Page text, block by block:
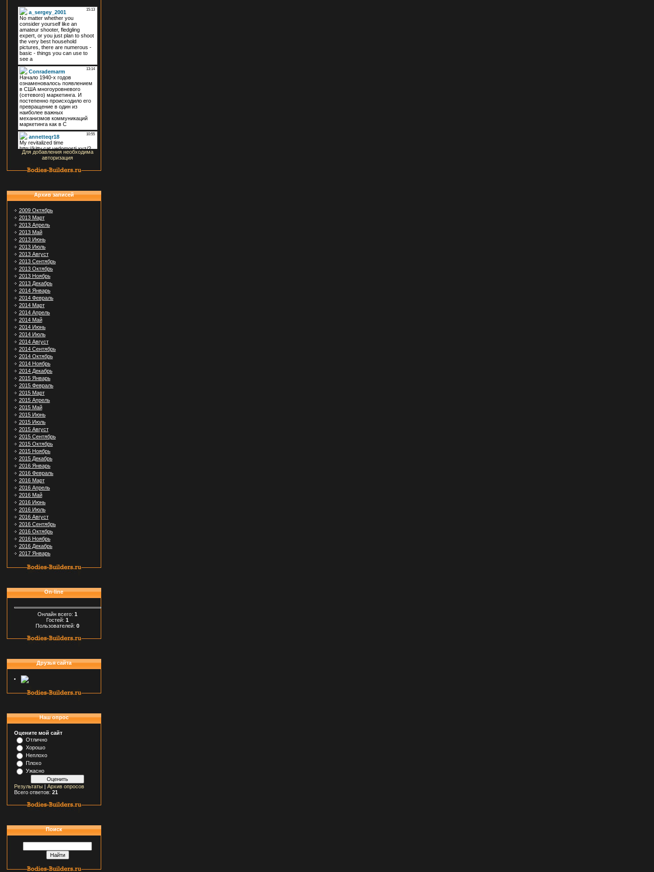
Для добавления необходима
авторизация
Архив записей
2009 Октябрь
2013 Март
2013 Апрель
2013 Май
2013 Июнь
2013 Июль
2013 Август
2013 Сентябрь
2013 Октябрь
2013 Ноябрь
2013 Декабрь
2014 Январь
2014 Февраль
2014 Март
2014 Апрель
2014 Май
2014 Июнь
2014 Июль
2014 Август
2014 Сентябрь
2014 Октябрь
2014 Ноябрь
2014 Декабрь
2015 Январь
2015 Февраль
2015 Март
2015 Апрель
2015 Май
2015 Июнь
2015 Июль
2015 Август
2015 Сентябрь
2015 Октябрь
2015 Ноябрь
2015 Декабрь
2016 Январь
2016 Февраль
2016 Март
2016 Апрель
2016 Май
2016 Июнь
2016 Июль
2016 Август
2016 Сентябрь
2016 Октябрь
2016 Ноябрь
2016 Декабрь
2017 Январь
On-line
Онлайн всего: 1
Гостей: 1
Пользователей: 0
Друзья сайта
Наш опрос
Оцените мой сайт
Отлично
Хорошо
Неплохо
Плохо
Ужасно
Результаты| Архив опросов
Всего ответов: 21
Поиск